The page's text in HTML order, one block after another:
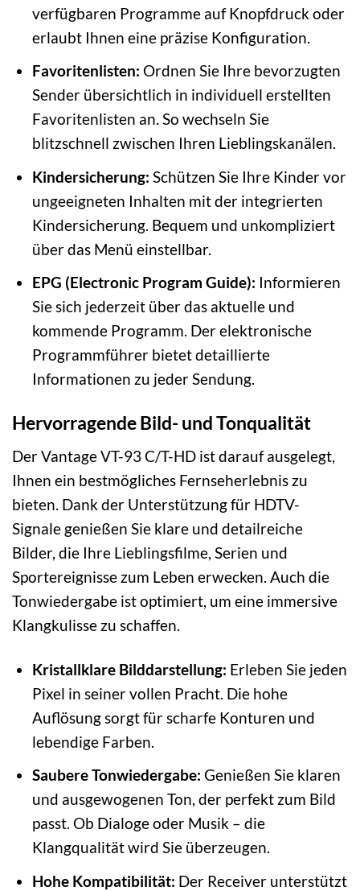
verfügbaren Programme auf Knopfdruck oder
erlaubt Ihnen eine präzise Konfiguration.
Favoritenlisten: Ordnen Sie Ihre bevorzugten
Sender übersichtlich in individuell erstellten
Favoritenlisten an. So wechseln Sie
blitzschnell zwischen Ihren Lieblingskanälen.
Kindersicherung: Schützen Sie Ihre Kinder vor
ungeeigneten Inhalten mit der integrierten
Kindersicherung. Bequem und unkompliziert
über das Menü einstellbar.
EPG (Electronic Program Guide): Informieren
Sie sich jederzeit über das aktuelle und
kommende Programm. Der elektronische
Programmführer bietet detaillierte
Informationen zu jeder Sendung.
Hervorragende Bild- und Tonqualität
Der Vantage VT-93 C/T-HD ist darauf ausgelegt,
Ihnen ein bestmögliches Fernseherlebnis zu
bieten. Dank der Unterstützung für HDTV-
Signale genießen Sie klare und detailreiche
Bilder, die Ihre Lieblingsfilme, Serien und
Sportereignisse zum Leben erwecken. Auch die
Tonwiedergabe ist optimiert, um eine immersive
Klangkulisse zu schaffen.
Kristallklare Bilddarstellung: Erleben Sie jeden
Pixel in seiner vollen Pracht. Die hohe
Auflösung sorgt für scharfe Konturen und
lebendige Farben.
Saubere Tonwiedergabe: Genießen Sie klaren
und ausgewogenen Ton, der perfekt zum Bild
passt. Ob Dialoge oder Musik – die
Klangqualität wird Sie überzeugen.
Hohe Kompatibilität: Der Receiver unterstützt